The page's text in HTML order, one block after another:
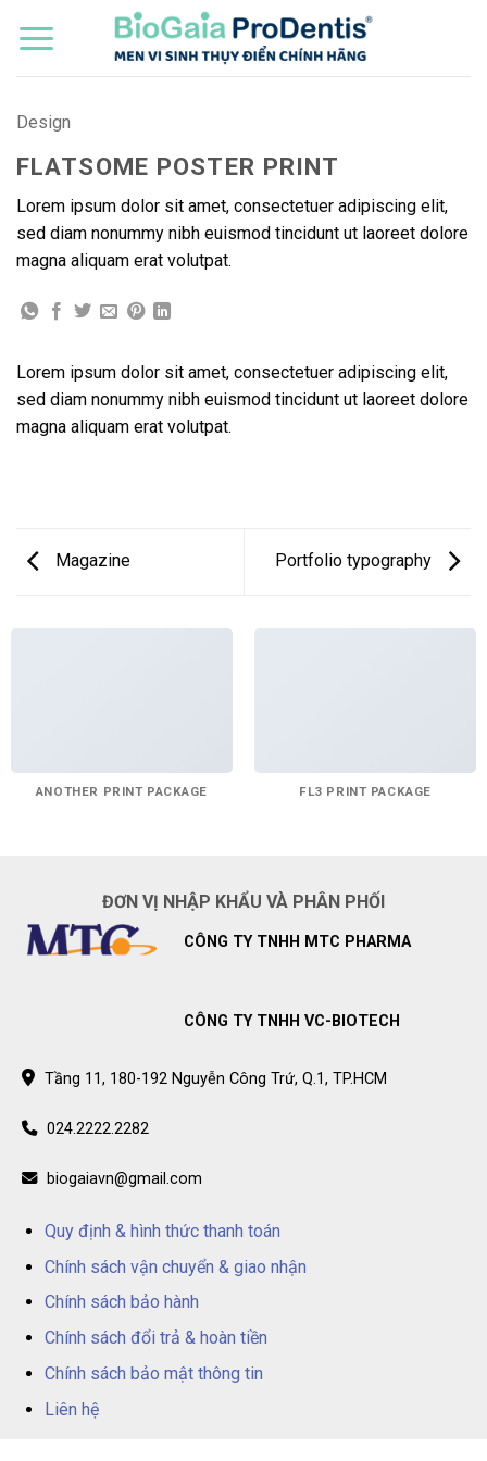
qua
Design
FLATSOME POSTER PRINT
Lorem ipsum dolor sit amet, consectetuer adipiscing elit,
sed diam nonummy nibh euismod tincidunt ut laoreet dolore
magna aliquam erat volutpat.
Lorem ipsum dolor sit amet, consectetuer adipiscing elit,
sed diam nonummy nibh euismod tincidunt ut laoreet dolore
magna aliquam erat volutpat.
Magazine Portfolio typography
ANOTHER PRINT PACKAGE FL3 PRINT PACKAGE
ĐƠN VỊ NHẬP KHẨU VÀ PHÂN PHỐI
CÔNG TY TNHH MTC PHARMA
CÔNG TY TNHH VC-BIOTECH
Tầng 11, 180-192 Nguyễn Công Trứ, Q.1, TP.HCM
024.2222.2282
biogaiavn@gmail.com
Quy định & hình thức thanh toán
Chính sách vận chuyển & giao nhận
Chính sách bảo hành
Chính sách đổi trả & hoàn tiền
Chính sách bảo mật thông tin
Liên hệ